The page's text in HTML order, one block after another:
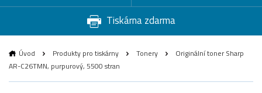
Tiskárna zdarma
Úvod Produkty pro tiskárny Tonery
Originální toner Sharp
AR-C26TMN, purpurový, 5500 stran